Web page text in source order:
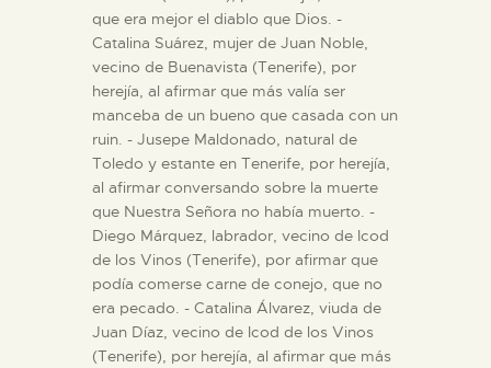
que era mejor el diablo que Dios. -
Catalina Suárez, mujer de Juan Noble,
vecino de Buenavista (Tenerife), por
herejía, al afirmar que más valía ser
manceba de un bueno que casada con un
ruin. - Jusepe Maldonado, natural de
Toledo y estante en Tenerife, por herejía,
al afirmar conversando sobre la muerte
que Nuestra Señora no había muerto. -
Diego Márquez, labrador, vecino de Icod
de los Vinos (Tenerife), por afirmar que
podía comerse carne de conejo, que no
era pecado. - Catalina Álvarez, viuda de
Juan Díaz, vecino de Icod de los Vinos
(Tenerife), por herejía, al afirmar que más